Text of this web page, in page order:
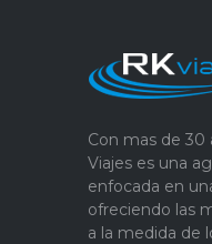
Con mas de 30
Viajes es una
enfocada en
ofreciendo las
a la medida de